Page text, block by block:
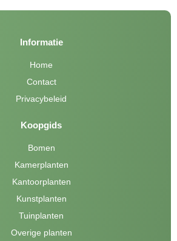
Informatie
Home
Contact
Privacybeleid
Koopgids
Bomen
Kamerplanten
Kantoorplanten
Kunstplanten
Tuinplanten
Overige planten